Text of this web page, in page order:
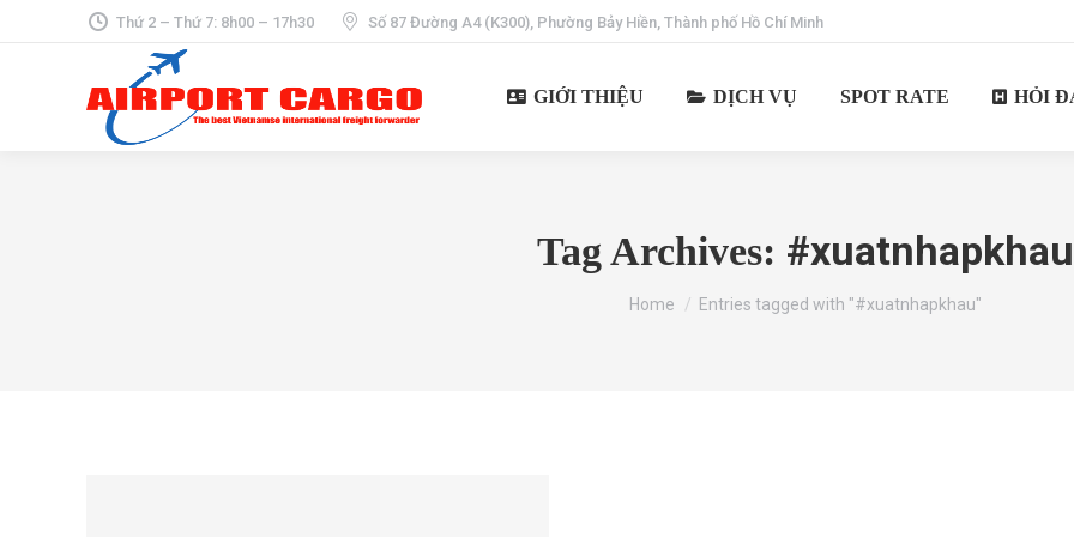
Thứ 2 – Thứ 7: 8h00 – 17h30 Số 87 Đường A4 (K300), Phường Bảy Hiền, Thành phố Hồ Chí Minh
GIỚI THIỆU DỊCH VỤ SPOT RATE HỎI
Tag Archives: #xuatnhapkhau
You are here:
Home Entries tagged with "#xuatnhapkhau"